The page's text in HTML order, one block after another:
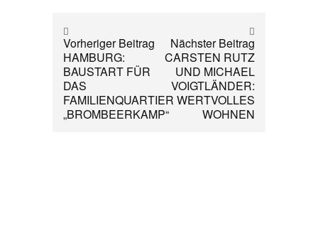
Vorheriger Beitrag
HAMBURG:
BAUSTART FÜR
DAS
FAMILIENQUARTIER
„BROMBEERKAMP“
Nächster Beitrag
CARSTEN RUTZ
UND MICHAEL
VOIGTLÄNDER:
WERTVOLLES
WOHNEN